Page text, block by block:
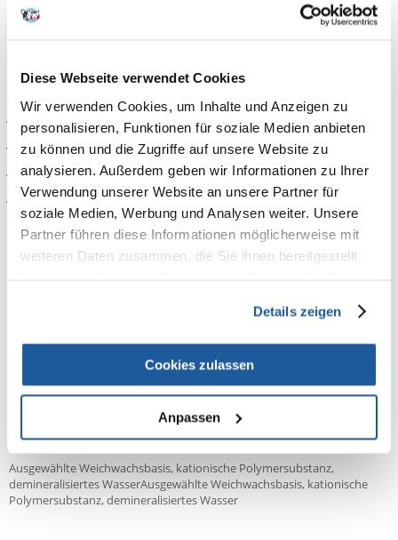
Diese Webseite verwendet Cookies
Wir verwenden Cookies, um Inhalte und Anzeigen zu
personalisieren, Funktionen für soziale Medien anbieten
zu können und die Zugriffe auf unsere Website zu
analysieren. Außerdem geben wir Informationen zu Ihrer
Verwendung unserer Website an unsere Partner für
soziale Medien, Werbung und Analysen weiter. Unsere
Partner führen diese Informationen möglicherweise mit
weiteren Daten zusammen, die Sie ihnen bereitgestellt
Details zeigen
Cookies zulassen
Anpassen
·
speziell für Welpen
·
sanft; für empfindliche Haut und Fell
·
reizt und brennt nicht
·
für ein weiches, strahlendes Fell
Vor Gebrauch schütteln. Befeuchten Sie Ihr Haustier gründlich mit
warmem Wasser. Eine kleine Menge Shampoo auftragen und massieren,
Inhalt:
Zusammensetzung:
Ausgewählte Weichwachsbasis, kationische Polymersubstanz,
demineralisiertes WasserAusgewählte Weichwachsbasis, kationische
Polymersubstanz, demineralisiertes Wasser